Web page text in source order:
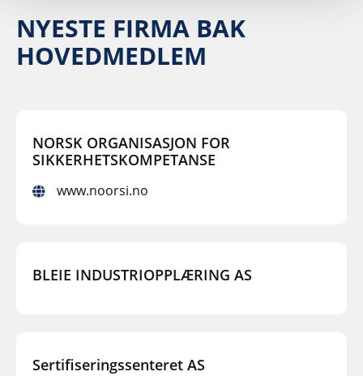
NYESTE FIRMA BAK
HOVEDMEDLEM
NORSK ORGANISASJON FOR
SIKKERHETSKOMPETANSE
www.noorsi.no
BLEIE INDUSTRIOPPLÆRING AS
Sertifiseringssenteret AS